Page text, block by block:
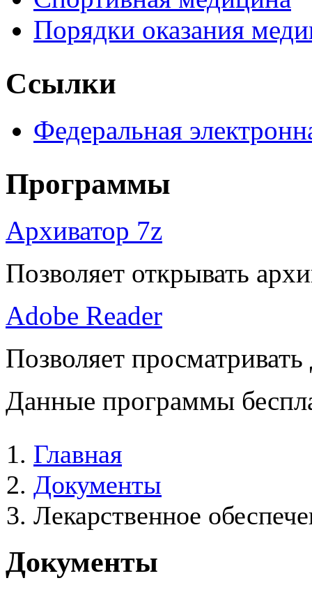
Порядки оказания
Ссылки
Федеральная
Программы
Архиватор 7z
Позволяет открывать
Adobe Reader
Позволяет
Данные программы
Главная
Документы
Лекарственное
Документы